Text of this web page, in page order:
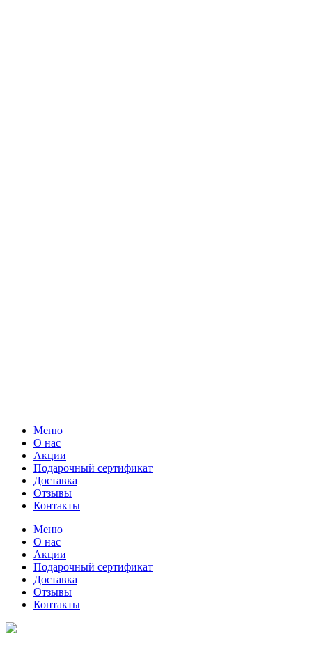
Меню
О нас
Акции
Подарочный сертификат
Доставка
Отзывы
Контакты
Меню
О нас
Акции
Подарочный сертификат
Доставка
Отзывы
Контакты